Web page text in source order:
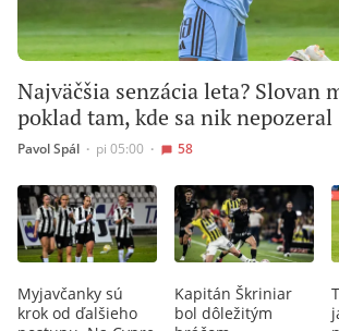
Najväčšia senzácia leta? Slovan
poklad tam, kde sa nik nepozeral
Pavol Spál ∙ pi 05:00 ∙ 58
Myjavčanky sú
krok od ďalšieho
Kapitán Škriniar
bol dôležitým